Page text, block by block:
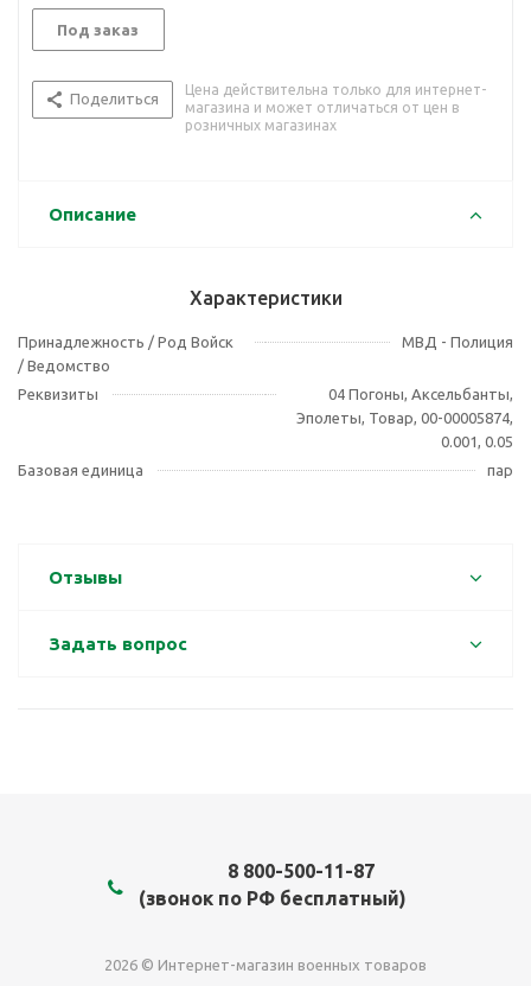
Под заказ
Поделиться
Цена действительна только для интернет-
магазина и может отличаться от цен в
розничных магазинах
Описание
Характеристики
Принадлежность / Род Войск
/ Ведомство
МВД - Полиция
Реквизиты
04 Погоны, Аксельбанты,
Эполеты, Товар, 00-00005874,
0.001, 0.05
Базовая единица
пар
Отзывы
Задать вопрос
8 800-500-11-87
(звонок по РФ бесплатный)
2026 © Интернет-магазин военных товаров